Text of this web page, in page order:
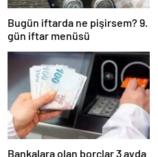
Bugün iftarda ne pişirsem? 9.
gün iftar menüsü
Bankalara olan borçlar 3 ayda